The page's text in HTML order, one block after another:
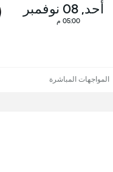
أحد, 08 نوفمبر
05:00 م
المواجهات المباشرة